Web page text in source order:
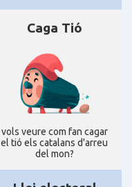
Caga Tió
vols veure com fan cagar
el tió els catalans d'arreu
del mon?